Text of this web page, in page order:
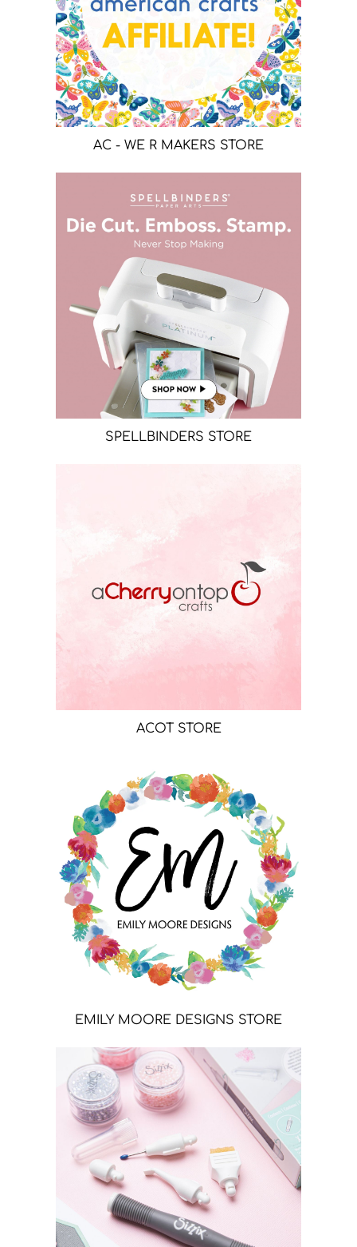
AC - WE R MAKERS STORE
SPELLBINDERS STORE
ACOT STORE
EMILY MOORE DESIGNS STORE